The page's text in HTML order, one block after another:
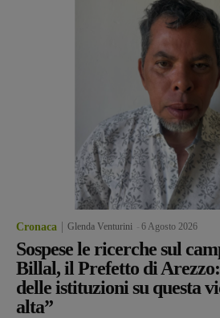
Cronaca Glenda Venturini 6 Agosto 2026
Sospese le ricerche sul
Billal, il Prefetto di
delle istituzioni su questa
alta”